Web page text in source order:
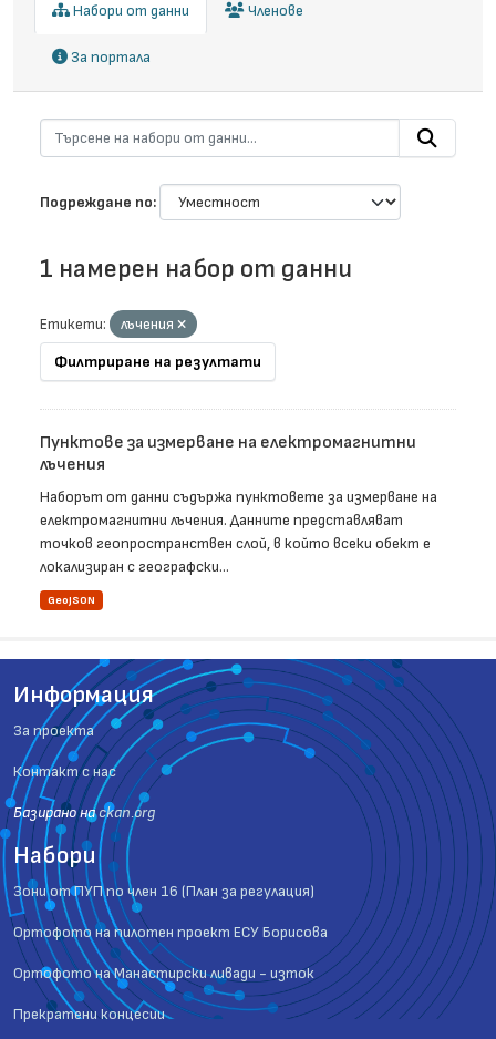
Набори от данни Членове
За портала
Подреждане по
1 намерен набор от данни
Етикети:
лъчения
Филтриране на резултати
Пунктове за измерване на електромагнитни
лъчения
Наборът от данни съдържа пунктовете за измерване на
електромагнитни лъчения. Данните представляват
точков геопространствен слой, в който всеки обект е
локализиран с географски...
GeoJSON
Информация
За проекта
Контакт с нас
Базиранo наckan.org
Набори
Зони от ПУП по член 16 (План за регулация)
Ортофото на пилотен проект ЕСУ Борисова
Ортофото на Манастирски ливади - изток
Прекратени концесии